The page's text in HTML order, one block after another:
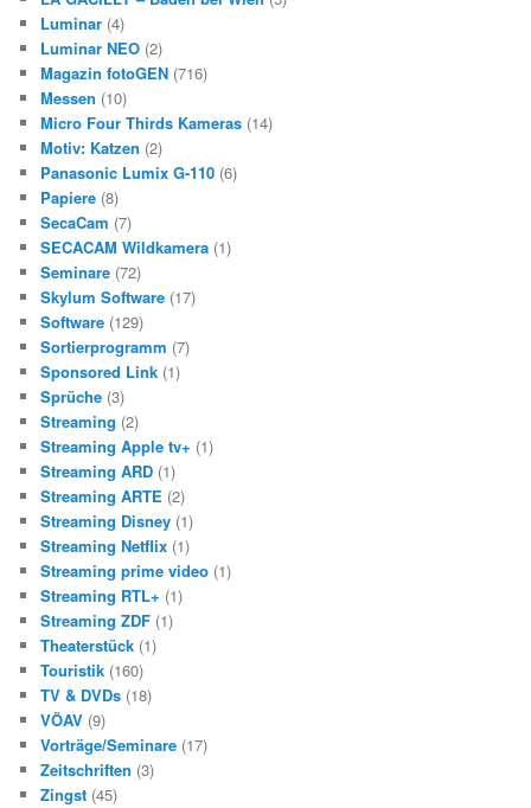
Luminar (4)
Luminar NEO (2)
Magazin fotoGEN (716)
Messen (10)
Micro Four Thirds Kameras (14)
Motiv: Katzen (2)
Panasonic Lumix G-110 (6)
Papiere (8)
SecaCam (7)
SECACAM Wildkamera (1)
Seminare (72)
Skylum Software (17)
Software (129)
Sortierprogramm (7)
Sponsored Link (1)
Sprüche (3)
Streaming (2)
Streaming Apple tv+ (1)
Streaming ARD (1)
Streaming ARTE (2)
Streaming Disney (1)
Streaming Netflix (1)
Streaming prime video (1)
Streaming RTL+ (1)
Streaming ZDF (1)
Theaterstück (1)
Touristik (160)
TV & DVDs (18)
VÖAV (9)
Vorträge/Seminare (17)
Zeitschriften (3)
Zingst (45)